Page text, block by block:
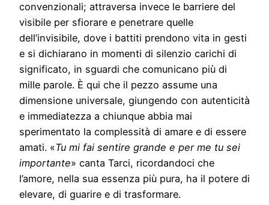
convenzionali; attraversa invece le barriere del
visibile per sfiorare e penetrare quelle
dell’invisibile, dove i battiti prendono vita in gesti
e si dichiarano in momenti di silenzio carichi di
significato, in sguardi che comunicano più di
mille parole. È qui che il pezzo assume una
dimensione universale, giungendo con autenticità
e immediatezza a chiunque abbia mai
sperimentato la complessità di amare e di essere
amati. «Tu mi fai sentire grande e per me tu sei
importante» canta Tarci, ricordandoci che
l’amore, nella sua essenza più pura, ha il potere di
elevare, di guarire e di trasformare.